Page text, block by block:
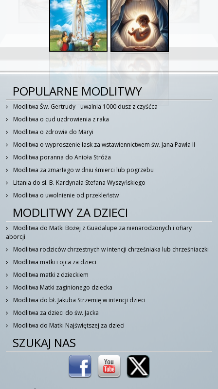
POPULARNE MODLITWY
Modlitwa Św. Gertrudy - uwalnia 1000 dusz z czyśćca
Modlitwa o cud uzdrowienia z raka
Modlitwa o zdrowie do Maryi
Modlitwa o wyproszenie łask za wstawiennictwem św. Jana Pawła II
Modlitwa poranna do Anioła Stróża
Modlitwa za zmarłego w dniu śmierci lub pogrzebu
Litania do sł. B. Kardynała Stefana Wyszyńskiego
Modlitwa o uwolnienie od przekleństw
MODLITWY ZA DZIECI
Modlitwa do Matki Bożej z Guadalupe za nienarodzonych i ofiary
aborcji
Modlitwa rodziców chrzestnych w intencji chrześniaka lub chrześniaczki
Modlitwa matki i ojca za dzieci
Modlitwa matki z dzieckiem
Modlitwa Matki zaginionego dziecka
Modlitwa do bł. Jakuba Strzemię w intencji dzieci
Modlitwa za dzieci do św. Jacka
Modlitwa do Matki Najświętszej za dzieci
SZUKAJ NAS